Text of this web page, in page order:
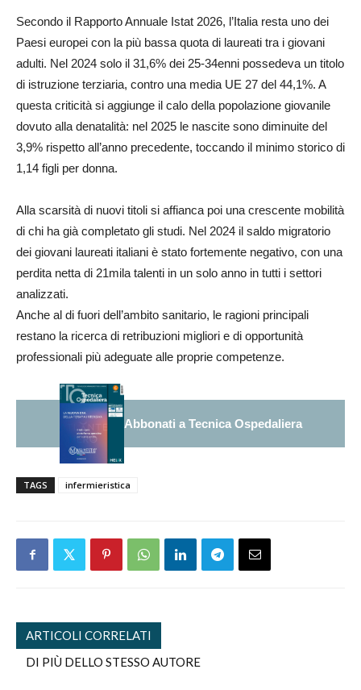
Secondo il Rapporto Annuale Istat 2026, l’Italia resta uno dei
Paesi europei con la più bassa quota di laureati tra i giovani
adulti. Nel 2024 solo il 31,6% dei 25-34enni possedeva un titolo
di istruzione terziaria, contro una media UE 27 del 44,1%. A
questa criticità si aggiunge il calo della popolazione giovanile
dovuto alla denatalità: nel 2025 le nascite sono diminuite del
3,9% rispetto all’anno precedente, toccando il minimo storico di
1,14 figli per donna.
Alla scarsità di nuovi titoli si affianca poi una crescente mobilità
di chi ha già completato gli studi. Nel 2024 il saldo migratorio
dei giovani laureati italiani è stato fortemente negativo, con una
perdita netta di 21mila talenti in un solo anno in tutti i settori
analizzati.
Anche al di fuori dell’ambito sanitario, le ragioni principali
restano la ricerca di retribuzioni migliori e di opportunità
professionali più adeguate alle proprie competenze.
Abbonati a Tecnica Ospedaliera
TAGS infermieristica
ARTICOLI CORRELATI
DI PIÙ DELLO STESSO AUTORE